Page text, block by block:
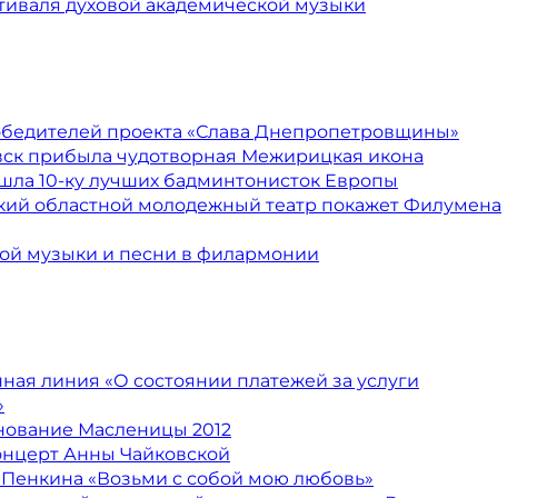
духовой академической музыки
проекта «Слава Днепропетровщины»
прибыла чудотворная Межирицкая икона
10-ку лучших бадминтонисток Европы
областной молодежный театр покажет Филумена
музыки и песни в филармонии
линия «О состоянии платежей за услуги
Масленицы 2012
Анны Чайковской
«Возьми с собой мою любовь»